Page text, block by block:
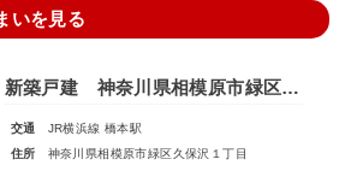
いを見る
新築戸建 神奈川県相模原市緑区久保沢１丁目
交通
JR横浜線 橋本駅
住所
神奈川県相模原市緑区久保沢１丁目